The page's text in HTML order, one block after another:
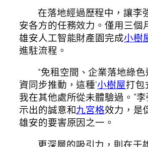
在落地經過歷程中，讓李
安各方的任務效力。僅用三個
雄安人工智能財產園完成小樹
進駐流程。
“免租空間、企業落地綠
資同步推動，這種‘小樹屋打包
我在其他處所從未體驗過。”
示出的誠意和九宮格效力，是
雄安的要害原因之一。